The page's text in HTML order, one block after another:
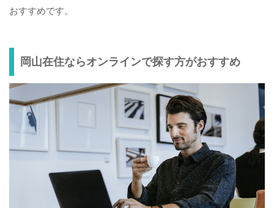
おすすめです。
岡山在住ならオンラインで探す方がおすすめ